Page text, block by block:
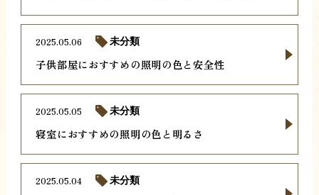
子供部屋におすすめの照明の色と安全性
2025.05.06 未分類
寝室におすすめの照明の色と明るさ
2025.05.05 未分類
2025.05.04 未分類